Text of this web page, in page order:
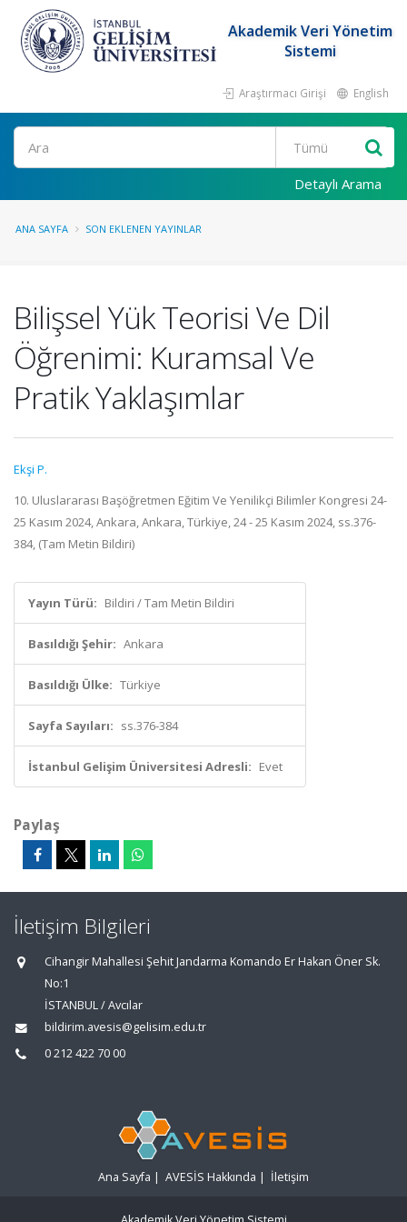
Akademik Veri Yönetim
Sistemi
Araştırmacı Girişi English
Ara
Detaylı Arama
ANA SAYFA SON EKLENEN YAYINLAR
Bilişsel Yük Teorisi Ve Dil
Öğrenimi: Kuramsal Ve
Pratik Yaklaşımlar
Ekşi P.
10. Uluslararası Başöğretmen Eğitim Ve Yenilikçi Bilimler Kongresi 24-
25 Kasım 2024, Ankara, Ankara, Türkiye, 24 - 25 Kasım 2024, ss.376-
384, (Tam Metin Bildiri)
Yayın Türü: Bildiri / Tam Metin Bildiri
Basıldığı Şehir: Ankara
Basıldığı Ülke: Türkiye
Sayfa Sayıları: ss.376-384
İstanbul Gelişim Üniversitesi Adresli: Evet
Paylaş
İletişim Bilgileri
Cihangir Mahallesi Şehit Jandarma Komando Er Hakan Öner Sk.
No:1
İSTANBUL / Avcılar
bildirim.avesis@gelisim.edu.tr
0 212 422 70 00
Ana Sayfa | AVESİS Hakkında | İletişim